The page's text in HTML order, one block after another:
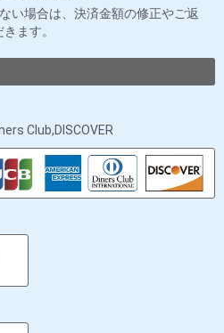
い場合は、決済金額の修正やご返
ます。
Club,DISCOVER